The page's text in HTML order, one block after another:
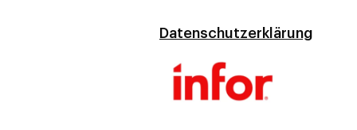
Datenschutzerklärung